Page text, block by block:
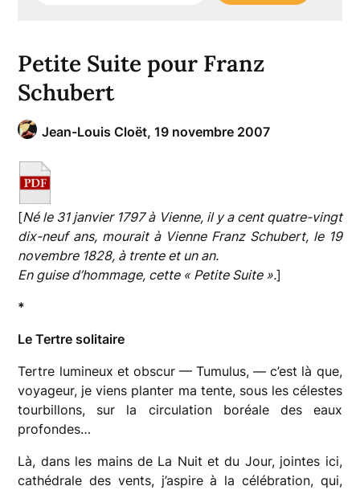
Petite Suite pour Franz
Schubert
Jean-Louis Cloët,19 novembre 2007
[Né le 31 janvier 1797 à Vienne, il y a cent quatre-vingt
dix-neuf ans, mourait à Vienne Franz Schubert, le 19
novembre 1828, à trente et un an.
En guise d’hommage, cette « Petite Suite ».]
*
Le Tertre solitaire
Tertre lumineux et obscur — Tumulus, — c’est là que,
voyageur, je viens planter ma tente, sous les célestes
tourbillons, sur la circulation boréale des eaux
profondes…
Là, dans les mains de La Nuit et du Jour, jointes ici,
cathédrale des vents, j’aspire à la célébration, qui,